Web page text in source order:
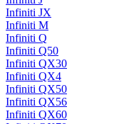
Infiniti JX
Infiniti M
Infiniti Q
Infiniti Q50
Infiniti QX30
Infiniti QX4
Infiniti QX50
Infiniti QX56
Infiniti QX60